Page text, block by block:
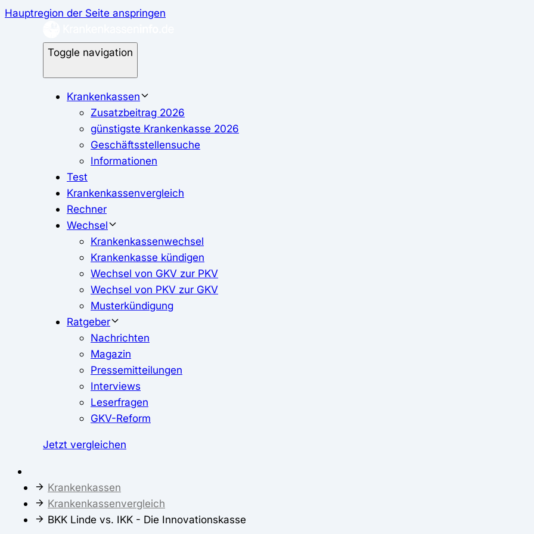
Hauptregion der Seite anspringen
Toggle navigation
Krankenkassen
Zusatzbeitrag 2026
günstigste Krankenkasse 2026
Geschäftsstellensuche
Informationen
Test
Krankenkassenvergleich
Rechner
Wechsel
Krankenkassenwechsel
Krankenkasse kündigen
Wechsel von GKV zur PKV
Wechsel von PKV zur GKV
Musterkündigung
Ratgeber
Nachrichten
Magazin
Pressemitteilungen
Interviews
Leserfragen
GKV-Reform
Jetzt vergleichen
Krankenkassen
Krankenkassenvergleich
BKK Linde vs. IKK - Die Innovationskasse